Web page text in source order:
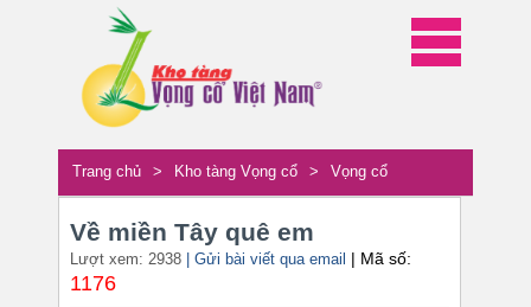
Trang chủ > Kho tàng Vọng cổ > Vọng cổ
Về miền Tây quê em
Lượt xem: 2938 | Gửi bài viết qua email | Mã số:
1176